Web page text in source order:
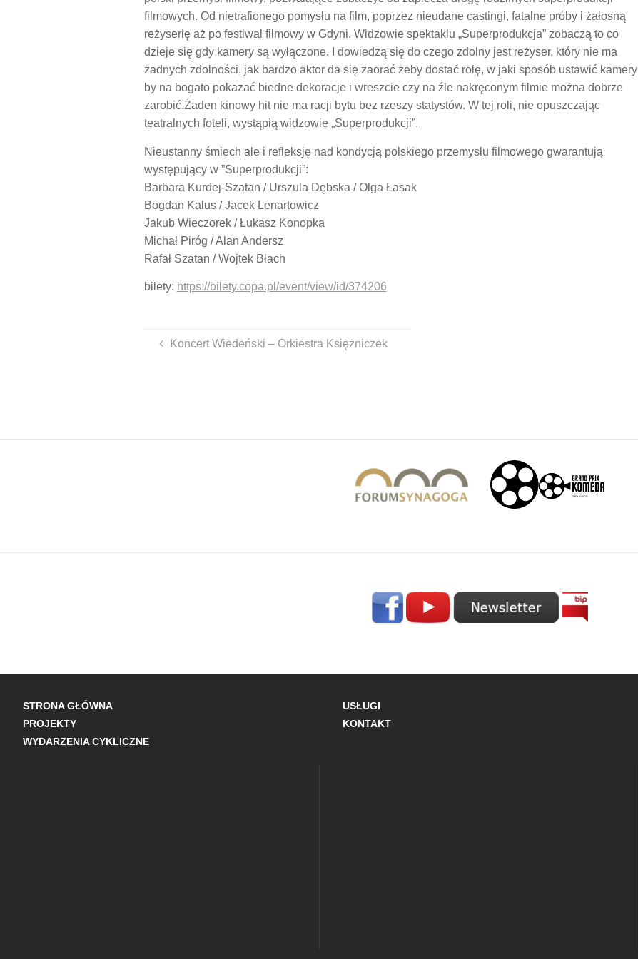
filmowych. Od nietrafionego pomysłu na film, poprzez nieudane castingi, fatalne próby i żałosną
reżyserię aż po festiwal filmowy w Gdyni. Widzowie spektaklu „Superprodukcja” zobaczą to co
dzieje się gdy kamery są wyłączone. I dowiedzą się do czego zdolny jest reżyser, który nie ma
żadnych zdolności, jak bardzo aktor da się zaorać żeby dostać rolę, w jaki sposób ustawić kamery
by na bogato pokazać biedne dekoracje i wreszcie czy na źle nakręconym filmie można dobrze
zarobić.Żaden kinowy hit nie ma racji bytu bez rzeszy statystów. W tej roli, nie opuszczając
teatralnych foteli, wystąpią widzowie „Superprodukcji”.
Nieustanny śmiech ale i refleksję nad kondycją polskiego przemysłu filmowego gwarantują
występujący w ”Superprodukcji”:
Barbara Kurdej-Szatan / Urszula Dębska / Olga Łasak
Bogdan Kalus / Jacek Lenartowicz
Jakub Wieczorek / Łukasz Konopka
Michał Piróg / Alan Andersz
Rafał Szatan / Wojtek Błach
bilety: https://bilety.copa.pl/event/view/id/374206
Koncert Wiedeński – Orkiestra Księżniczek
STRONA GŁÓWNA
PROJEKTY
WYDARZENIA CYKLICZNE
USŁUGI
KONTAKT